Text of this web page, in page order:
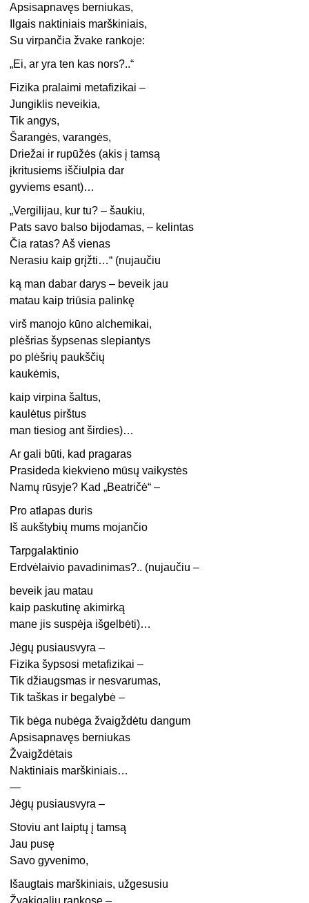
Apsisapnavęs berniukas,
Ilgais naktiniais marškiniais,
Su virpančia žvake rankoje:
„Ei, ar yra ten kas nors?..“
Fizika pralaimi metafizikai –
Jungiklis neveikia,
Tik angys,
Šarangės, varangės,
Driežai ir rupūžės (akis į tamsą
įkritusiems iščiulpia dar
gyviems esant)…
„Vergilijau, kur tu? – šaukiu,
Pats savo balso bijodamas, – kelintas
Čia ratas? Aš vienas
Nerasiu kaip grįžti…“ (nujaučiu
ką man dabar darys – beveik jau
matau kaip triūsia palinkę
virš manojo kūno alchemikai,
plėšrias šypsenas slepiantys
po plėšrių paukščių
kaukėmis,
kaip virpina šaltus,
kaulėtus pirštus
man tiesiog ant širdies)…
Ar gali būti, kad pragaras
Prasideda kiekvieno mūsų vaikystės
Namų rūsyje? Kad „Beatričė“ –
Pro atlapas duris
Iš aukštybių mums mojančio
Tarpgalaktinio
Erdvėlaivio pavadinimas?.. (nujaučiu –
beveik jau matau
kaip paskutinę akimirką
mane jis suspėja išgelbėti)…
Jėgų pusiausvyra –
Fizika šypsosi metafizikai –
Tik džiaugsmas ir nesvarumas,
Tik taškas ir begalybė –
Tik bėga nubėga žvaigždėtu dangum
Apsisapnavęs berniukas
Žvaigždėtais
Naktiniais marškiniais…
—
Jėgų pusiausvyra –
Stoviu ant laiptų į tamsą
Jau pusę
Savo gyvenimo,
Išaugtais marškiniais, užgesusiu
Žvakigaliu rankose –